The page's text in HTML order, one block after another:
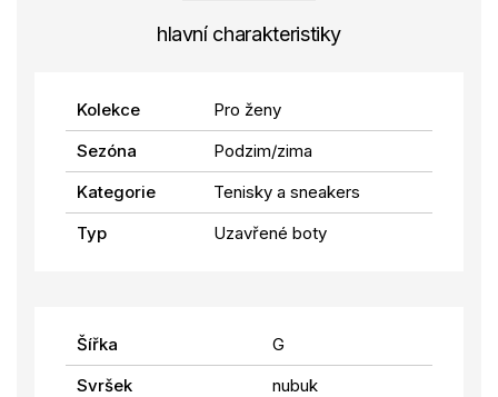
hlavní charakteristiky
Kolekce
Pro ženy
Sezóna
Podzim/zima
Kategorie
Tenisky a sneakers
Typ
Uzavřené boty
Šířka
G
Svršek
nubuk